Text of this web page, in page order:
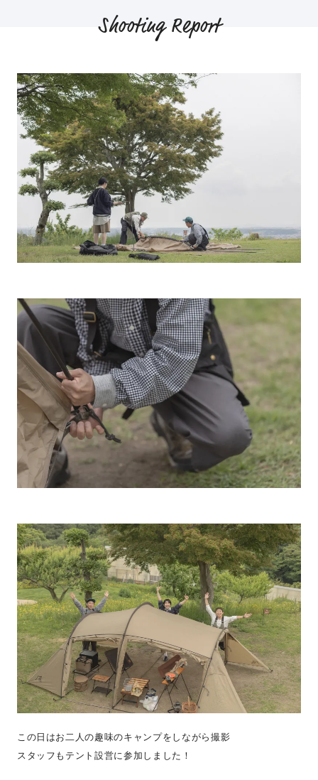
Shooting Report
この日はお二人の趣味のキャンプをしながら撮影
スタッフもテント設営に参加しました！